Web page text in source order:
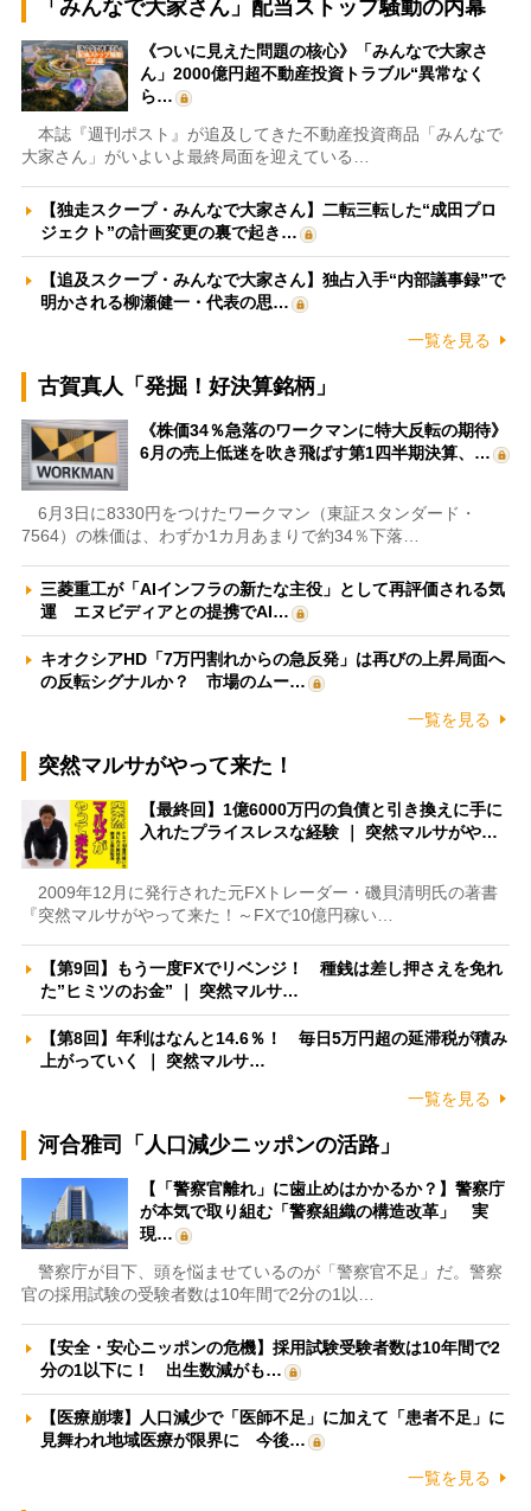
「みんなで大家さん」配当ストップ騒動の内幕
《ついに見えた問題の核心》「みんなで大家さ
ん」2000億円超不動産投資トラブル“異常なく
ら…
本誌『週刊ポスト』が追及してきた不動産投資商品「みんなで
大家さん」がいよいよ最終局面を迎えている…
【独走スクープ・みんなで大家さん】二転三転した“成田プロ
ジェクト”の計画変更の裏で起き…
【追及スクープ・みんなで大家さん】独占入手“内部議事録”で
明かされる柳瀬健一・代表の思…
一覧を見る
古賀真人「発掘！好決算銘柄」
《株価34％急落のワークマンに特大反転の期待》
6月の売上低迷を吹き飛ばす第1四半期決算、…
6月3日に8330円をつけたワークマン（東証スタンダード・
7564）の株価は、わずか1カ月あまりで約34％下落…
三菱重工が「AIインフラの新たな主役」として再評価される気
運 エヌビディアとの提携でAI…
キオクシアHD「7万円割れからの急反発」は再びの上昇局面へ
の反転シグナルか？ 市場のムー…
一覧を見る
突然マルサがやって来た！
【最終回】1億6000万円の負債と引き換えに手に
入れたプライスレスな経験 ｜ 突然マルサがや…
2009年12月に発行された元FXトレーダー・磯貝清明氏の著書
『突然マルサがやって来た！～FXで10億円稼い…
【第9回】もう一度FXでリベンジ！ 種銭は差し押さえを免れ
た”ヒミツのお金” ｜ 突然マルサ…
【第8回】年利はなんと14.6％！ 毎日5万円超の延滞税が積み
上がっていく ｜ 突然マルサ…
一覧を見る
河合雅司「人口減少ニッポンの活路」
【「警察官離れ」に歯止めはかかるか？】警察庁
が本気で取り組む「警察組織の構造改革」 実
現…
警察庁が目下、頭を悩ませているのが「警察官不足」だ。警察
官の採用試験の受験者数は10年間で2分の1以…
【安全・安心ニッポンの危機】採用試験受験者数は10年間で2
分の1以下に！ 出生数減がも…
【医療崩壊】人口減少で「医師不足」に加えて「患者不足」に
見舞われ地域医療が限界に 今後…
一覧を見る